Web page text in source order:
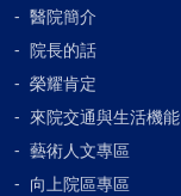
醫院簡介
院長的話
榮耀肯定
來院交通與生活機能
藝術人文專區
向上院區專區